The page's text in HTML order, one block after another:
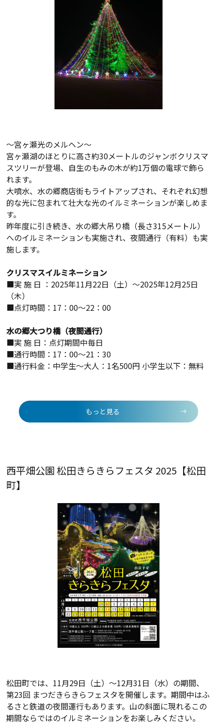
～宮ヶ瀬光のメルヘン～
宮ヶ瀬湖のほとりに高さ約30メートルのジャンボクリスマ
スツリーが登場、自生のもみの木が約1万個の電球で飾ら
れます。
大噴水、水の郷商店街もライトアップされ、それぞれ幻想
的な光に包まれて壮大な光のイルミネーションが楽しめま
す。
昨年度に引き続き、水の郷大吊り橋（長さ315メートル）
へのイルミネーションも実施され、夜間通行（有料）も実
施します。
クリスマスイルミネーション
■実 施 日 ：2025年11月22日（土）～2025年12月25日
（木）
■点灯時間： 17 ：00～22 ：00
水の郷大つり橋（夜間通行）
■実 施 日：点灯期間中毎日
■通行時間： 17 ：00～21 ：30
■通行料金：中学生～大人： 1名500円 小学生以下：無料
もっと見る
西平畑公園 松田きらきらフェスタ 2025【松田
町】
松田町では、11月29日（土）～12月31日（水）の期間、
第23回 まつだきらきらフェスタを開催します。期間中はふ
るさと鉄道の夜間運行もあります。山の斜面に現れるこの
期間ならではのイルミネーションをお楽しみください。